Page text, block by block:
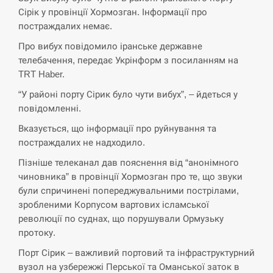
СЕРПЕНЬ
14:53
Экс-послу в США Стефанишиной вручили новое
подозрение и избирают меру…
У Росії розгортається ракетний підрозділ КНДР –
СЕРПЕНЬ
14:23
Поставки ракет для ПВО сократились втрое,
хотя у партнеров они…
СЕРПЕНЬ
14:10
У Румунії затоплять чотири баржі для
збільшення потоку води до…
Сірік у провінції Хормозган. Інформації про
постраждалих немає.
Про вибух повідомило іранське державне
телебачення, передає Укрінформ з посиланням на
TRT Haber.
“У районі порту Сірик було чути вибух”, – йдеться у
повідомленні.
Вказується, що інформації про руйнування та
постраждалих не надходило.
Пізніше телеканал дав пояснення від “анонімного
чиновника” в провінції Хормозган про те, що звуки
були спричинені попереджувальними пострілами,
зробленими Корпусом вартових ісламської
революції по суднах, що порушували Ормузьку
протоку.
Порт Сірик – важливий портовий та інфраструктурний
вузол на узбережжі Перської та Оманської заток в